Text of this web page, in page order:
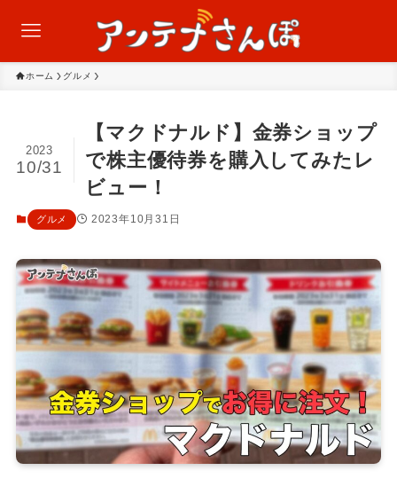
ホーム グルメ
【マクドナルド】金券ショップ
で株主優待券を購入してみたレ
ビュー！
2023
10/31
グルメ 2023年10月31日